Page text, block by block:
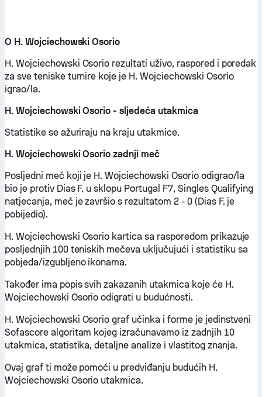
O H. Wojciechowski Osorio
H. Wojciechowski Osorio rezultati uživo, raspored i poredak
za sve teniske turnire koje je H. Wojciechowski Osorio
igrao/la.
H. Wojciechowski Osorio - sljedeća utakmica
Statistike se ažuriraju na kraju utakmice.
H. Wojciechowski Osorio zadnji meč
Posljedni meč koji je H. Wojciechowski Osorio odigrao/la
bio je protiv Dias F. u sklopu Portugal F7, Singles Qualifying
natjecanja, meč je završio s rezultatom 2 - 0 (Dias F. je
pobijedio).
H. Wojciechowski Osorio kartica sa rasporedom prikazuje
posljednjih 100 teniskih mečeva uključujući i statistiku sa
pobjeda/izgubljeno ikonama.
Također ima popis svih zakazanih utakmica koje će H.
Wojciechowski Osorio odigrati u budućnosti.
H. Wojciechowski Osorio graf učinka i forme je jedinstveni
Sofascore algoritam kojeg izračunavamo iz zadnjih 10
utakmica, statistika, detaljne analize i vlastitog znanja.
Ovaj graf ti može pomoći u predviđanju budućih H.
Wojciechowski Osorio utakmica.